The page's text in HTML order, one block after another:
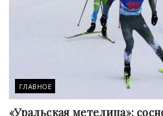
ГЛАВНОЕ
«Уральская метелица»: